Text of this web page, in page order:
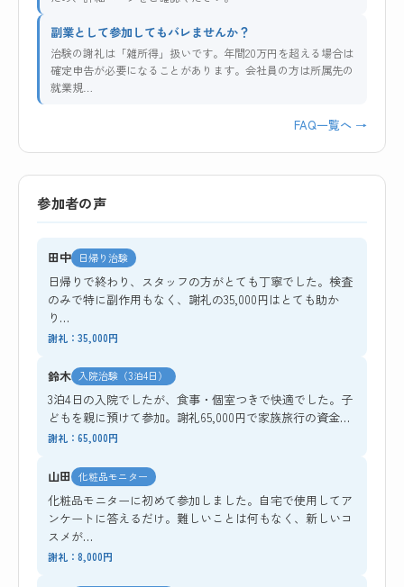
副業として参加してもバレませんか？
治験の謝礼は「雑所得」扱いです。年間20万円を超える場合は
確定申告が必要になることがあります。会社員の方は所属先の
就業規…
FAQ一覧へ →
参加者の声
田中 日帰り治験
日帰りで終わり、スタッフの方がとても丁寧でした。検査
のみで特に副作用もなく、謝礼の35,000円はとても助か
り…
謝礼：35,000円
鈴木 入院治験（3泊4日）
3泊4日の入院でしたが、食事・個室つきで快適でした。子
どもを親に預けて参加。謝礼65,000円で家族旅行の資金…
謝礼：65,000円
山田 化粧品モニター
化粧品モニターに初めて参加しました。自宅で使用してア
ンケートに答えるだけ。難しいことは何もなく、新しいコ
スメが…
謝礼：8,000円